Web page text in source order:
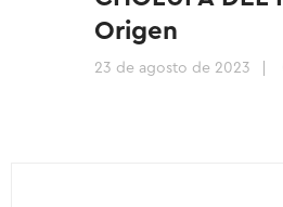
Origen
23 de agosto de 2023